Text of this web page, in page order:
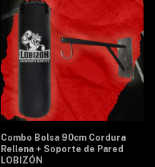
Combo Bolsa 90cm Cordura
Rellena + Soporte de Pared
LOBIZÓN